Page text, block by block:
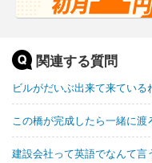
関連する質問
ビルがだいぶ出来て来てい
この橋が完成したら一緒に渡
建設会社って英語でなんて言